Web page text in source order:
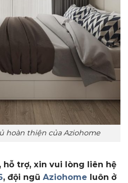
hoàn thiện của Aziohome
trợ, xin vui lòng liên hệ
, đội ngũ Aziohome luôn ở